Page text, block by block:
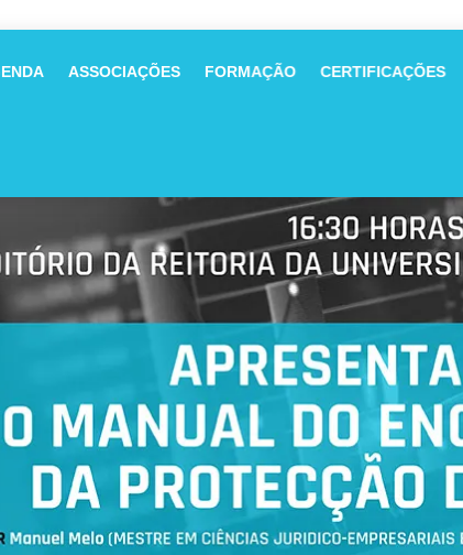
ASSOCIAÇÕES FORMAÇÃO CERTIFICAÇÕES